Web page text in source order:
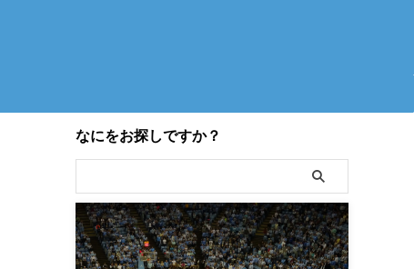
なにをお探しですか？